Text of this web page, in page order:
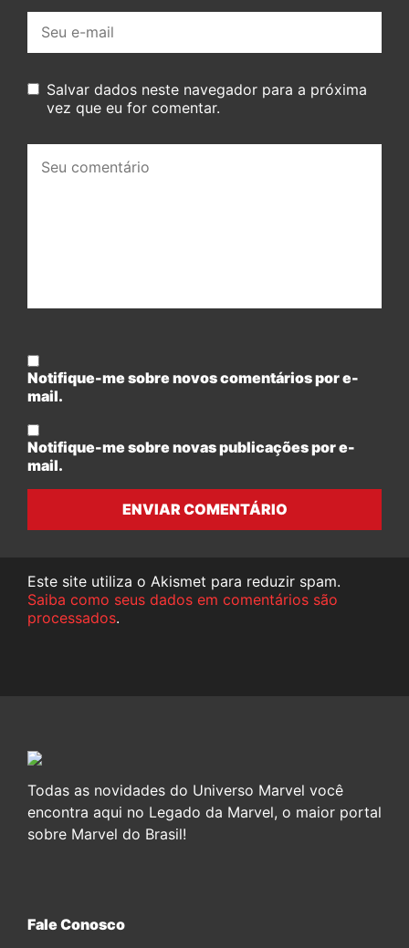
mail:
Salvar dados neste navegador para a próxima
vez que eu for comentar.
comentário:
Notifique-me sobre novos comentários por e-
mail.
Notifique-me sobre novas publicações por e-
mail.
ENVIAR COMENTÁRIO
Este site utiliza o Akismet para reduzir spam.
Saiba como seus dados em comentários são
processados.
Todas as novidades do Universo Marvel você
encontra aqui no Legado da Marvel, o maior portal
sobre Marvel do Brasil!
Fale Conosco